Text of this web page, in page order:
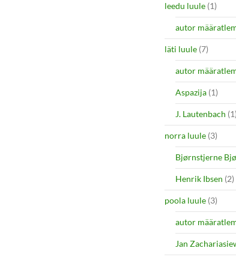
leedu luule (1)
autor
läti luule (7)
autor
Aspazija (1)
J. Lautenbach (1)
norra luule (3)
Bjørnstjerne
Henrik Ibsen (2)
poola luule (3)
autor
Jan